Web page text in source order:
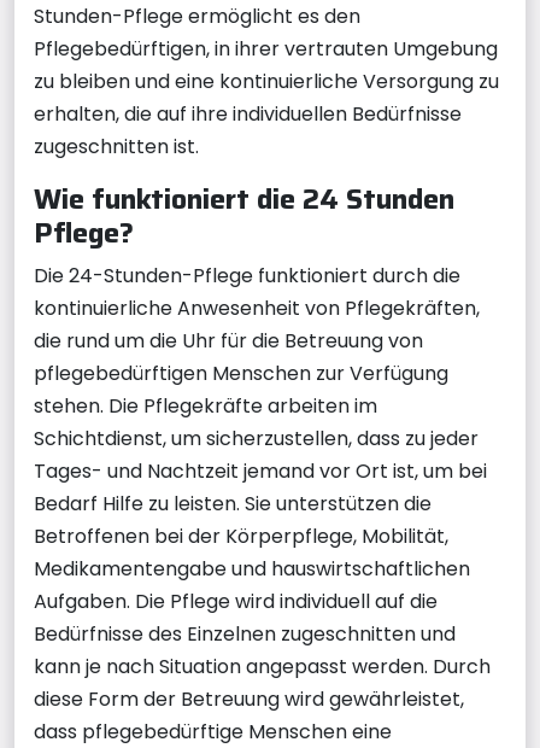
Stunden-Pflege ermöglicht es den
Pflegebedürftigen, in ihrer vertrauten Umgebung
zu bleiben und eine kontinuierliche Versorgung zu
erhalten, die auf ihre individuellen Bedürfnisse
zugeschnitten ist.
Wie funktioniert die 24 Stunden
Pflege?
Die 24-Stunden-Pflege funktioniert durch die
kontinuierliche Anwesenheit von Pflegekräften,
die rund um die Uhr für die Betreuung von
pflegebedürftigen Menschen zur Verfügung
stehen. Die Pflegekräfte arbeiten im
Schichtdienst, um sicherzustellen, dass zu jeder
Tages- und Nachtzeit jemand vor Ort ist, um bei
Bedarf Hilfe zu leisten. Sie unterstützen die
Betroffenen bei der Körperpflege, Mobilität,
Medikamentengabe und hauswirtschaftlichen
Aufgaben. Die Pflege wird individuell auf die
Bedürfnisse des Einzelnen zugeschnitten und
kann je nach Situation angepasst werden. Durch
diese Form der Betreuung wird gewährleistet,
dass pflegebedürftige Menschen eine